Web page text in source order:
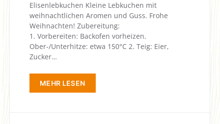
Elisenlebkuchen Kleine Lebkuchen mit
weihnachtlichen Aromen und Guss. Frohe
Weihnachten! Zubereitung:
1. Vorbereiten: Backofen vorheizen.
Ober-/Unterhitze: etwa 150°C 2. Teig: Eier,
Zucker…
MEHR LESEN